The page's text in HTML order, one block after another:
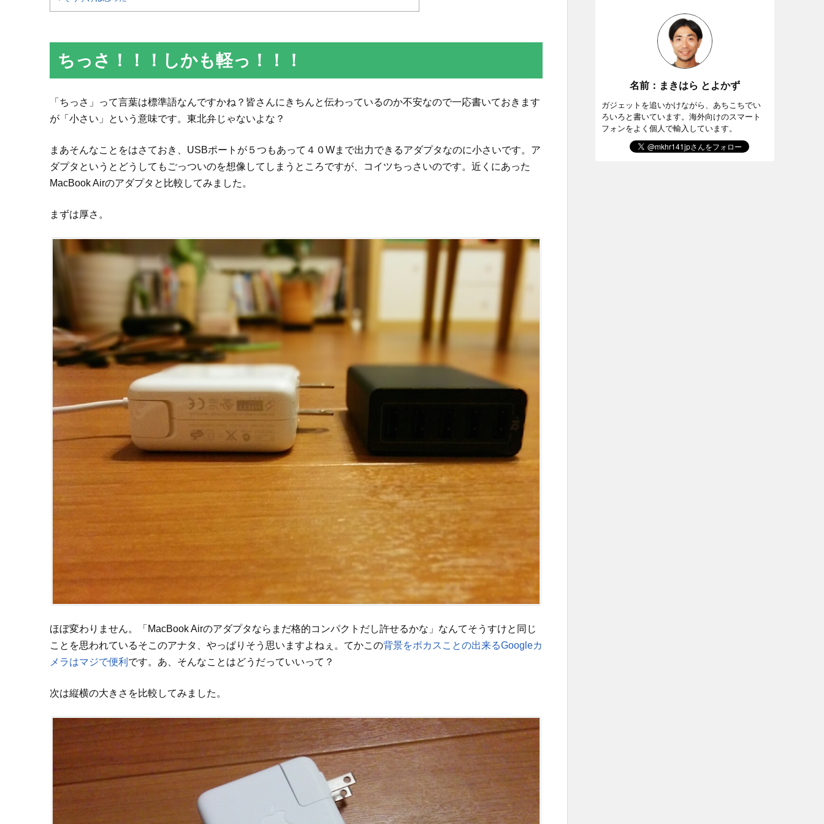
ちっさ！！！しかも軽っ！！！
「ちっさ」って言葉は標準語なんですかね？皆さんにきちんと伝わっているのか不安なので一応書いておきます
が「小さい」という意味です。東北弁じゃないよな？
まあそんなことをはさておき、USBポートが５つもあって４０Wまで出力できるアダプタなのに小さいです。ア
ダプタというとどうしてもごっついのを想像してしまうところですが、コイツちっさいのです。近くにあった
MacBook Airのアダプタと比較してみました。
まずは厚さ。
ほぼ変わりません。「MacBook Airのアダプタならまだ格的コンパクトだし許せるかな」なんてそうすけと同じ
ことを思われているそこのアナタ、やっぱりそう思いますよねぇ。てかこの背景をボカスことの出来るGoogleカ
メラはマジで便利 です。あ、そんなことはどうだっていいって？
次は縦横の大きさを比較してみました。
名前：まきはら とよかず
ガジェットを追いかけながら、あちこちでい
ろいろと書いています。海外向けのスマート
フォンをよく個人で輸入しています。